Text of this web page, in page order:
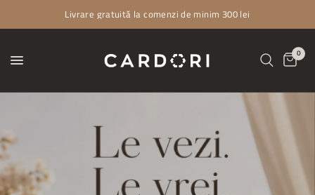
Livrare gratuită la comenzi de minim 300 lei
0